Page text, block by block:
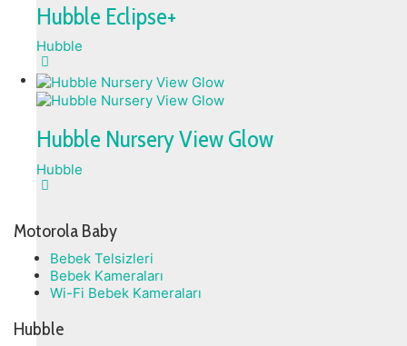
Hubble Eclipse+
Hubble
Hubble Nursery View Glow
Hubble
Motorola Baby
Bebek Telsizleri
Bebek Kameraları
Wi-Fi Bebek Kameraları
Hubble